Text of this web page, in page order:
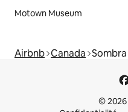
Motown Museum
Airbnb Canada Sombra
© 2026